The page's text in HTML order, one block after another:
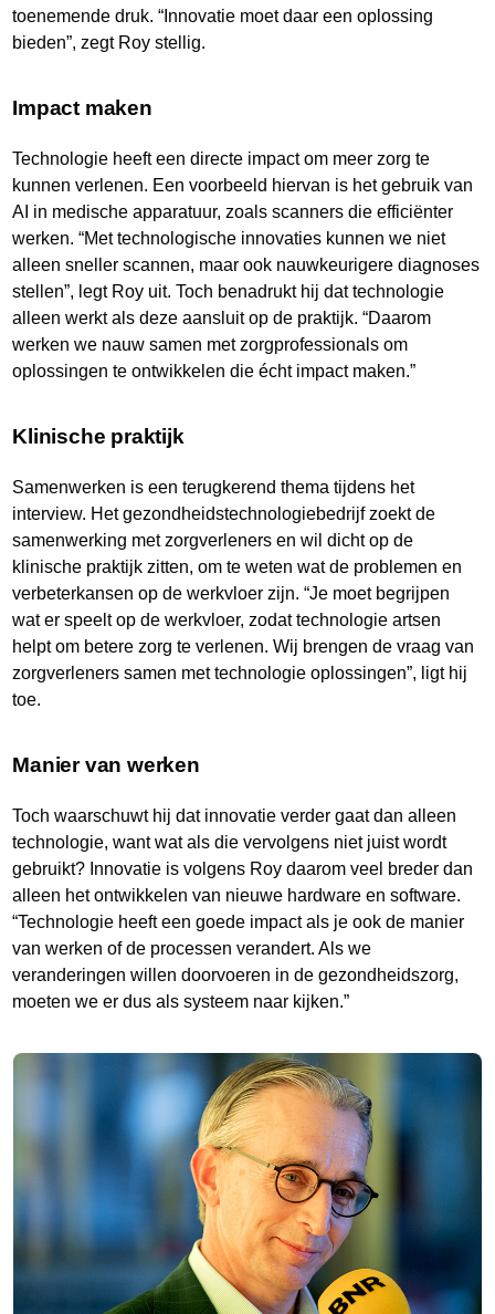
toenemende druk. “Innovatie moet daar een oplossing
bieden”, zegt Roy stellig.
Impact maken
Technologie heeft een directe impact om meer zorg te
kunnen verlenen. Een voorbeeld hiervan is het gebruik van
AI in medische apparatuur, zoals scanners die efficiënter
werken. “Met technologische innovaties kunnen we niet
alleen sneller scannen, maar ook nauwkeurigere diagnoses
stellen”, legt Roy uit. Toch benadrukt hij dat technologie
alleen werkt als deze aansluit op de praktijk. “Daarom
werken we nauw samen met zorgprofessionals om
oplossingen te ontwikkelen die écht impact maken.”
Klinische praktijk
Samenwerken is een terugkerend thema tijdens het
interview. Het gezondheidstechnologiebedrijf zoekt de
samenwerking met zorgverleners en wil dicht op de
klinische praktijk zitten, om te weten wat de problemen en
verbeterkansen op de werkvloer zijn. “Je moet begrijpen
wat er speelt op de werkvloer, zodat technologie artsen
helpt om betere zorg te verlenen. Wij brengen de vraag van
zorgverleners samen met technologie oplossingen”, ligt hij
toe.
Manier van werken
Toch waarschuwt hij dat innovatie verder gaat dan alleen
technologie, want wat als die vervolgens niet juist wordt
gebruikt? Innovatie is volgens Roy daarom veel breder dan
alleen het ontwikkelen van nieuwe hardware en software.
“Technologie heeft een goede impact als je ook de manier
van werken of de processen verandert. Als we
veranderingen willen doorvoeren in de gezondheidszorg,
moeten we er dus als systeem naar kijken.”